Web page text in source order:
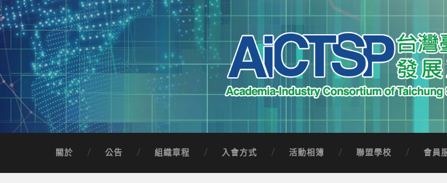
Skip
to
content
Search
AICTSP 台灣臺中軟體園區發展產學
Academia-Industry Consortium of Taichung Software Park in Taiwan
關於 公告 組織章程 入會方式 活動相簿 聯盟學校 會員